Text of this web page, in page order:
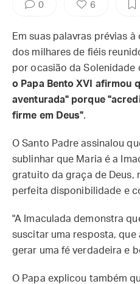
0 6
Em suas palavras prévias
dos milhares de fiéis
por ocasião da Solenidade
o Papa Bento XVI afirmou
aventurada" porque
firme em Deus".
O Santo Padre assinalou
sublinhar que Maria é a
gratuito da graça de Deus,
perfeita disponibilidade e
"A Imaculada demonstra
suscitar uma resposta, que
gerar uma fé verdadeira e
O Papa explicou também